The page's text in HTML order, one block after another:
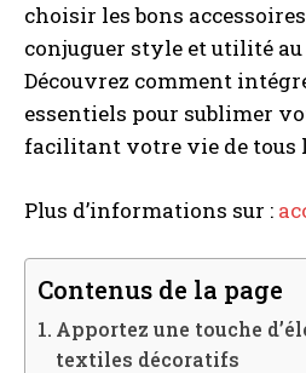
choisir les bons
conjuguer style et utilité
Découvrez comment
essentiels pour sublimer
facilitant votre vie de tous
Plus d’informations sur :
Contenus de la page
Apportez une touche
textiles décoratifs